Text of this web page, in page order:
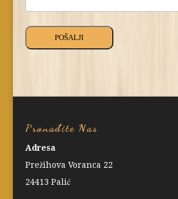
Pronađite Nas
Adresa
Prežihova Voranca 22
24413 Palić